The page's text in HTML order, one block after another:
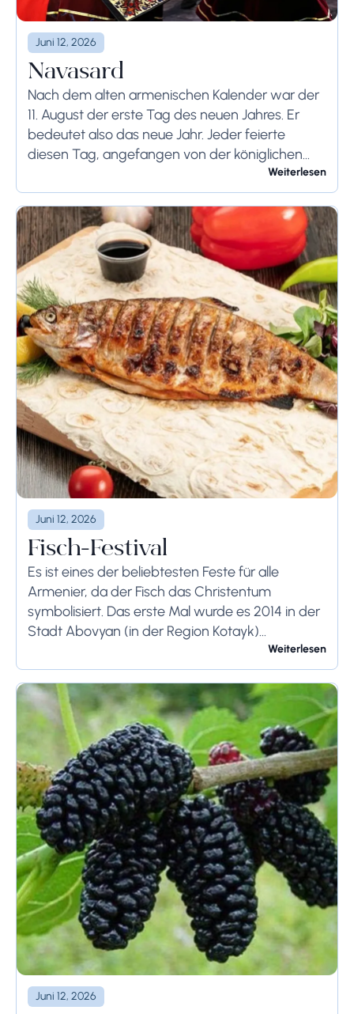
Juni 12, 2026
Navasard
Nach dem alten armenischen Kalender war der
11. August der erste Tag des neuen Jahres. Er
bedeutet also das neue Jahr. Jeder feierte
diesen Tag, angefangen von der königlichen
Familie bis hin zu den örtlichen Bauern....Weiterlesen
Juni 12, 2026
Fisch-Festival
Es ist eines der beliebtesten Feste für alle
Armenier, da der Fisch das Christentum
symbolisiert. Das erste Mal wurde es 2014 in der
Stadt Abovyan (in der Region Kotayk)
veranstaltet. Während des Festivals präsentieren
professionelle Köche...
Weiterlesen
Juni 12, 2026